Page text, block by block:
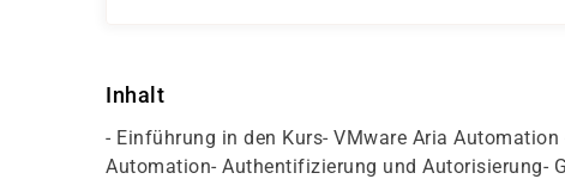
Inhalt
- Einführung in den Kurs- VMware Aria
Automation- Authentifizierung und Autorisierung-